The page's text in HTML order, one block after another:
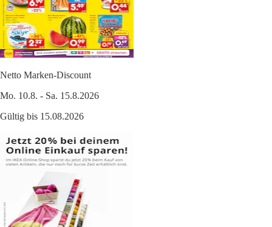
Netto Marken-Discount
Mo. 10.8. - Sa. 15.8.2026
Gültig bis 15.08.2026